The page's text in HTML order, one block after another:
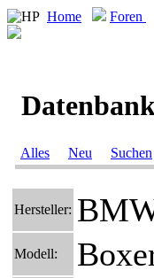
Home Foren
Alles Neu Suchen
Hersteller:
Modell: